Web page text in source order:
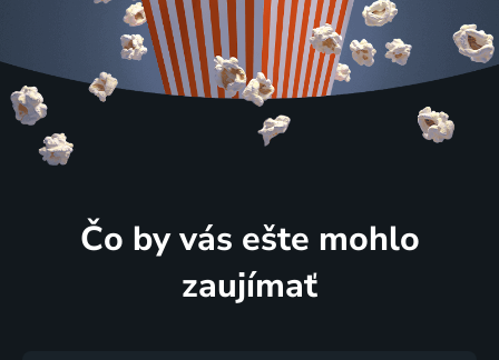
Čo by vás ešte mohlo
zaujímať